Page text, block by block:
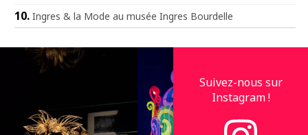
Ingres & la Mode au musée Ingres Bourdelle
Suivez-nous sur
Instagram !